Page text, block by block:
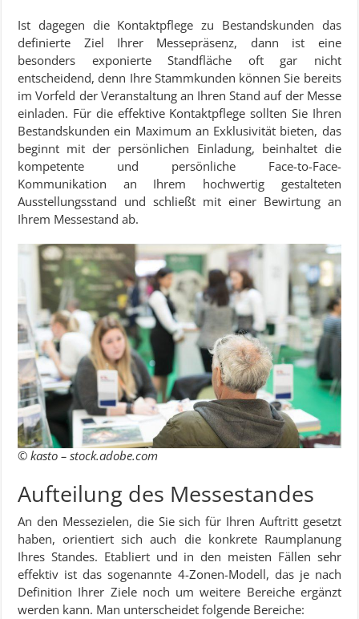
Ist dagegen die Kontaktpflege zu Bestandskunden das
definierte Ziel Ihrer Messepräsenz, dann ist eine
besonders exponierte Standfläche oft gar nicht
entscheidend, denn Ihre Stammkunden können Sie bereits
im Vorfeld der Veranstaltung an Ihren Stand auf der Messe
einladen. Für die effektive Kontaktpflege sollten Sie Ihren
Bestandskunden ein Maximum an Exklusivität bieten, das
beginnt mit der persönlichen Einladung, beinhaltet die
kompetente und persönliche Face-to-Face-
Kommunikation an Ihrem hochwertig gestalteten
Ausstellungsstand und schließt mit einer Bewirtung an
Ihrem Messestand ab.
© kasto – stock.adobe.com
Aufteilung des Messestandes
An den Messezielen, die Sie sich für Ihren Auftritt gesetzt
haben, orientiert sich auch die konkrete Raumplanung
Ihres Standes. Etabliert und in den meisten Fällen sehr
effektiv ist das sogenannte 4-Zonen-Modell, das je nach
Definition Ihrer Ziele noch um weitere Bereiche ergänzt
werden kann. Man unterscheidet folgende Bereiche: